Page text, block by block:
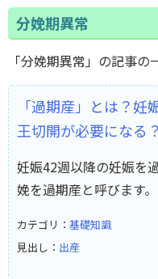
分娩期異常
「分娩期異常」の記事の
「過期産」とは？
王切開が必要になる？
妊娠42週以降の妊娠を
娩を過期産と呼びます
カテゴリ： 基礎知識
見出し： 出産